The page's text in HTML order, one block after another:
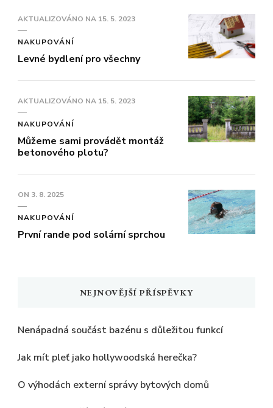
AKTUALIZOVÁNO NA 15. 5. 2023
NAKUPOVÁNÍ
Levné bydlení pro všechny
AKTUALIZOVÁNO NA 15. 5. 2023
NAKUPOVÁNÍ
Můžeme sami provádět montáž
betonového plotu?
ON 3. 8. 2025
NAKUPOVÁNÍ
První rande pod solární sprchou
NEJNOVĚJŠÍ PŘÍSPĚVKY
Nenápadná součást bazénu s důležitou funkcí
Jak mít pleť jako hollywoodská herečka?
O výhodách externí správy bytových domů